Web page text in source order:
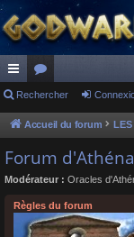
ac
co
ur
ci
or
u
s
Rechercher
Accueil du forum
Forum d'Athéna
Modérateur : Oracles
Règles du forum